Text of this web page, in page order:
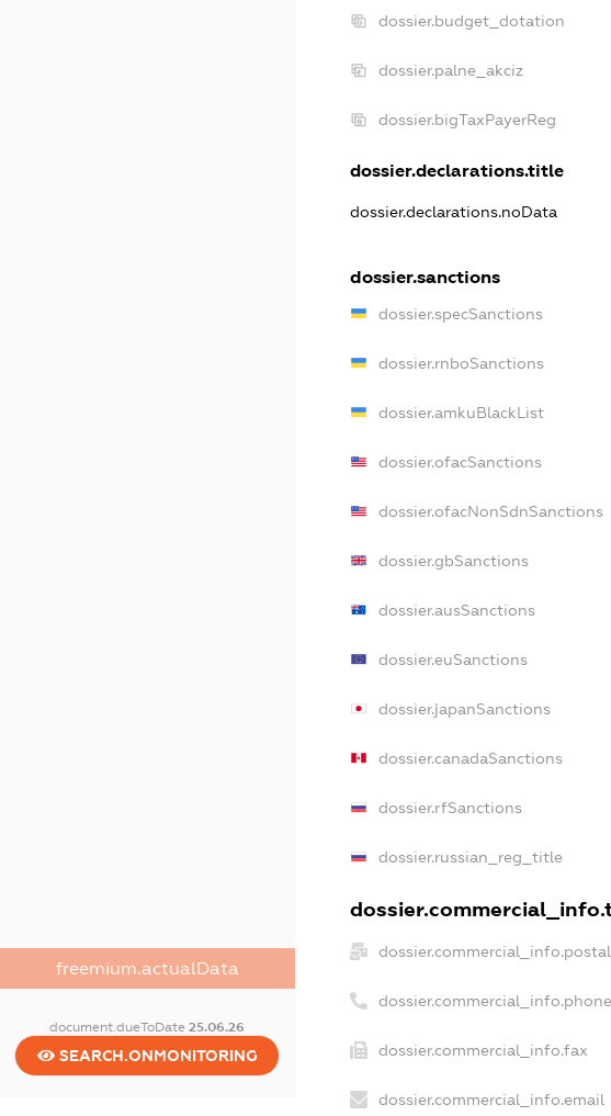
freemium.actualData
document.dueToDate25.06.26
SEARCH.ONMONITORING
dossier.budget_dotation
dossier.palne_akciz
dossier.bigTaxPayerReg
dossier.declarations.title
dossier.declarations.noData
dossier.sanctions
dossier.specSanctions
dossier.rnboSanctions
dossier.amkuBlackList
dossier.ofacSanctions
dossier.ofacNonSdnSanctions
dossier.gbSanctions
dossier.ausSanctions
dossier.euSanctions
dossier.japanSanctions
dossier.canadaSanctions
dossier.rfSanctions
dossier.russian_reg_title
dossier.commercial_info.phone
dossier.commercial_info.fax
dossier.commercial_info.email